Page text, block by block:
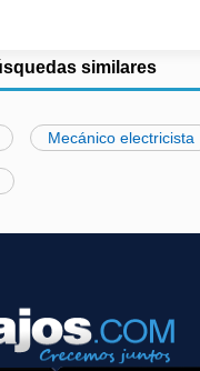
similares
Mecánico electricista